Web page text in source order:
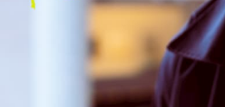
AB ❤ you